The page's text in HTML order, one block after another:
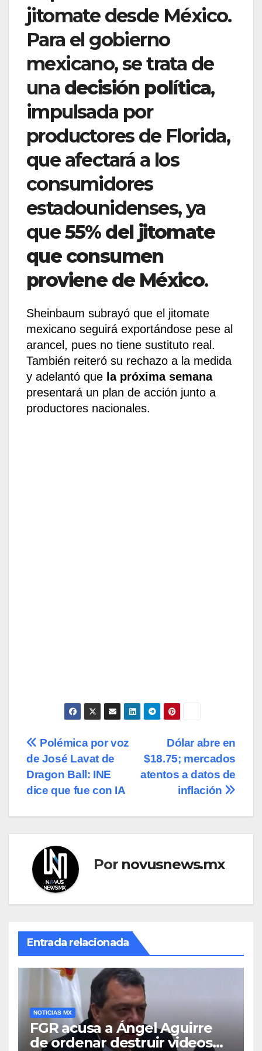
jitomate desde México.
Para el gobierno
mexicano, se trata de
una decisión política,
impulsada por
productores de Florida,
que afectará a los
consumidores
estadounidenses, ya
que55% del jitomate
que consumen
proviene de México.
Sheinbaum subrayó que el jitomate
mexicano seguirá exportándose pese al
arancel, pues no tiene sustituto real.
También reiteró su rechazo a la medida
y adelantó que la próxima semana
presentará un plan de acción junto a
productores nacionales.
Navegación
de
entradas
Dólar abre en
$18.75; mercados
atentos a datos de
inflación
Polémica por voz
de José Lavat de
Dragon Ball: INE
dice que fue con IA
Por novusnews.mx
Entrada relacionada
NOTICIAS MX
FGR acusa a Ángel Aguirre
de ordenar destruir videos